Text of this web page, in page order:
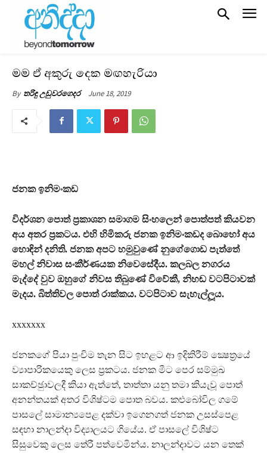
මම ඒ අකුරු දෙක මඟහැරියා
By තරිඳු උඩුවරගෙදර June 18, 2019
ජනක ඉනිමංකඩ
විදර්ශන පොත් ප‍්‍රකාශන සමාගම සිංහලෙන් පොත්පත් කියවන
අය අතර ප‍්‍රකටය. එහි හිමිකරු ජනක ඉනිමංකඩද බොහෝ අය
හොඳින් දනිති. ජනක අපට හමුවුණේ නුගේගොඩ පැත්තේ
මහල් නිවාස සංකීර්ණයක නිවෙසේදීය. කලබල නගරය
මැද්දේ වුව ඔහුගේ නිවස තිබුණේ විවේකී, නිහඬ වටපිටාවක්
මැදය. බිත්තිවල පොත් රාක්කය. වටපිටාව සැහැල්ලූය.
xxxxxxx
ජනකගේ පියා පුංචිම තැන සිට ඉහළට ආ ඉදිකිරීම් ක්‍ෂෙත‍්‍රයේ
ව්‍යාපාරිකයෙකු ලෙස ප‍්‍රකටය. ජනක මීට පෙර සම්මුඛ
සාකච්ඡුාවලදී කියා ඇත්තේ, තාත්තා යනු තමා කියැවූ පොත්
අනන්තයක් අතර විශිෂ්ටම පොත බවය. කළුබෝවිල ගමේ
පාසලේ සාමාන්‍යපෙළ දක්වා ඉගෙනගත් ජනක උසස්පෙළ
සඳහා නාලන්දා විද්‍යාලයට ගියේය. ඒ පාසලේ විශිෂ්ට
සිසුවෙකු ලෙස තේරී පත්වෙමින්ය. නාලන්දාවට යන තෙක්